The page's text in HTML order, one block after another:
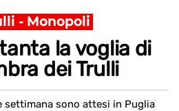
- Monopoli
la voglia di
dei Trulli
settimana sono attesi in Puglia